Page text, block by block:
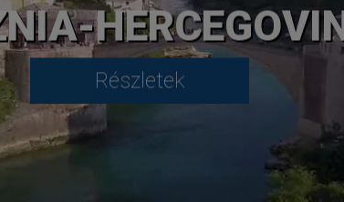
Részletek